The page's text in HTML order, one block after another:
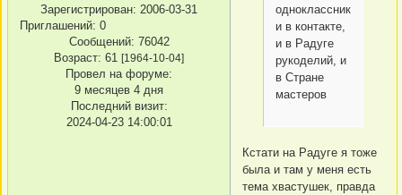
Зарегистрирован: 2006-03-31
Приглашений: 0
Сообщений: 76042
Возраст: 61 [1964-10-04]
Провел на форуме:
9 месяцев 4 дня
Последний визит:
2024-04-23 14:00:01
одноклассниках,
и в контакте,
и в Радуге
рукоделий, и
в Стране
мастеров
Кстати на Радуге я тоже
была и там у меня есть
тема хвастушек, правда